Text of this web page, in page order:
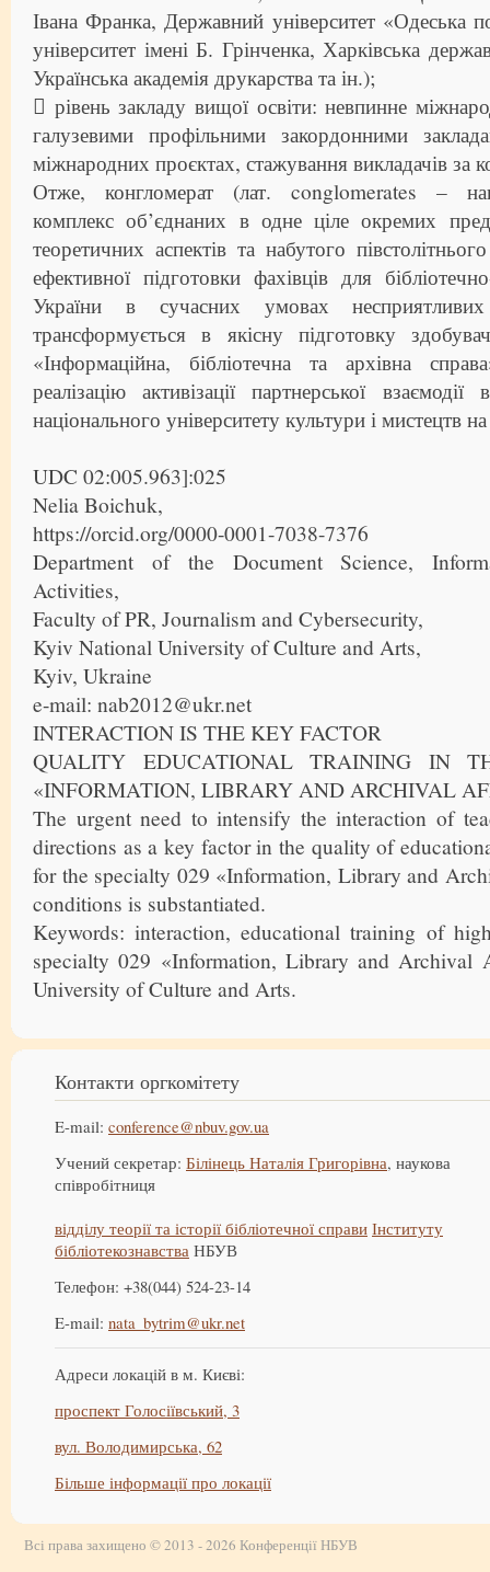
Івана Франка, Державний університет «Одеська
університет імені Б. Грінченка, Харківська
Українська академія друкарства та ін.);
 рівень закладу вищої освіти: невпинне
галузевими профільними закордонними
міжнародних проєктах, стажування викладачів за
Отже, конгломерат (лат. conglomerates –
комплекс об’єднаних в одне ціле окремих
теоретичних аспектів та набутого
ефективної підготовки фахівців для
України в сучасних умовах
трансформується в якісну підготовку
«Інформаційна, бібліотечна та архівна
реалізацію активізації партнерської взаємодії
національного університету культури і мистецтв
UDC 02:005.963]:025
Nelia Boichuk,
https://orcid.org/0000-0001-7038-7376
Department of the Document Science,
Activities,
Faculty of PR, Journalism and Cybersecurity,
Kyiv National University of Culture and Arts,
Kyiv, Ukraine
e-mail: nab2012@ukr.net
INTERACTION IS THE KEY FACTOR
QUALITY EDUCATIONAL TRAINING IN
«INFORMATION, LIBRARY AND ARCHIVAL
The urgent need to intensify the interaction of
directions as a key factor in the quality of
for the specialty 029 «Information, Library and
conditions is substantiated.
Keywords: interaction, educational training of
specialty 029 «Information, Library and Archival
University of Culture and Arts.
Контакти оргкомітету
E-mail: conference@nbuv.gov.ua
Учений секретар: Білінець Наталія Григорівна, наукова
співробітниця
відділу теорії та історії бібліотечної справи Інституту
бібліотекознавства НБУВ
Телефон: +38(044) 524-23-14
E-mail: nata_bytrim@ukr.net
Адреси локацій в м. Києві:
проспект Голосіївський, 3
вул. Володимирська, 62
Більше інформації про локації
Всі права захищено © 2013 - 2026 Конференції НБУВ